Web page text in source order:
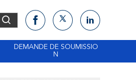
DEMANDE DE SOUMISSIO
N